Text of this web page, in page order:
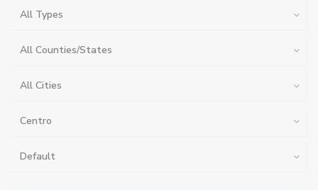
All Types
All Counties/States
All Cities
Centro
Default